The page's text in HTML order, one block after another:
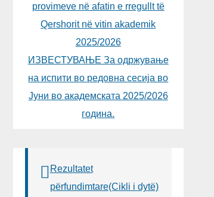
provimeve në afatin e rregullt të
Qershorit në vitin akademik
2025/2026
ИЗВЕСТУВАЊЕ За одржување
на испити во редовна сесија во
Јуни во академската 2025/2026
година.
Rezultatet
përfundimtare(Cikli i dytë)